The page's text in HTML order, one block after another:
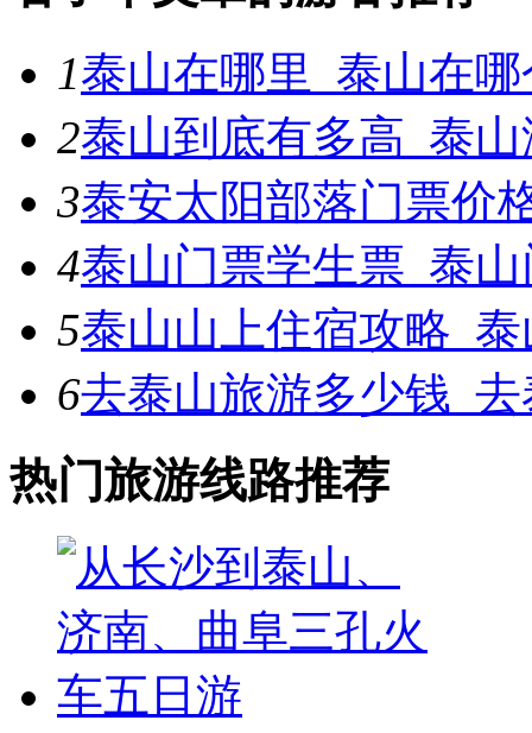
1泰山在哪里_泰山在
2泰山到底有多高_泰
3泰安太阳部落门票价
4泰山门票学生票_泰
5泰山山上住宿攻略_
6去泰山旅游多少钱_
热门旅游线路推荐